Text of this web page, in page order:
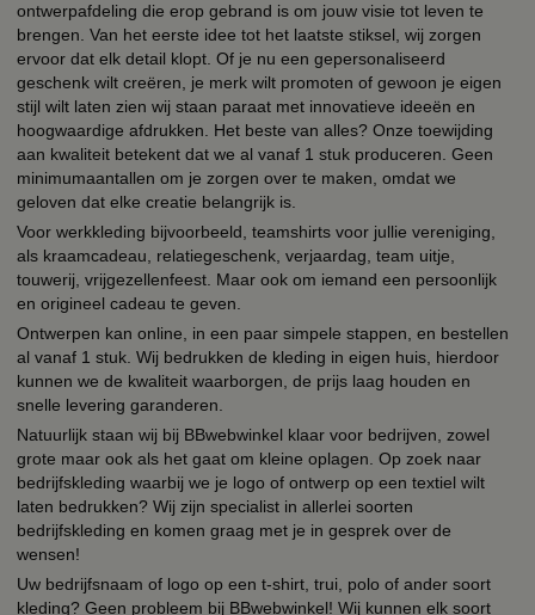
ontwerpafdeling die erop gebrand is om jouw visie tot leven te
brengen. Van het eerste idee tot het laatste stiksel, wij zorgen
ervoor dat elk detail klopt. Of je nu een gepersonaliseerd
geschenk wilt creëren, je merk wilt promoten of gewoon je eigen
stijl wilt laten zien wij staan paraat met innovatieve ideeën en
hoogwaardige afdrukken. Het beste van alles? Onze toewijding
aan kwaliteit betekent dat we al vanaf 1 stuk produceren. Geen
minimumaantallen om je zorgen over te maken, omdat we
geloven dat elke creatie belangrijk is.
Voor werkkleding bijvoorbeeld, teamshirts voor jullie vereniging,
als kraamcadeau, relatiegeschenk, verjaardag, team uitje,
touwerij, vrijgezellenfeest. Maar ook om iemand een persoonlijk
en origineel cadeau te geven.
Ontwerpen kan online, in een paar simpele stappen, en bestellen
al vanaf 1 stuk. Wij bedrukken de kleding in eigen huis, hierdoor
kunnen we de kwaliteit waarborgen, de prijs laag houden en
snelle levering garanderen.
Natuurlijk staan wij bij BBwebwinkel klaar voor bedrijven, zowel
grote maar ook als het gaat om kleine oplagen. Op zoek naar
bedrijfskleding waarbij we je logo of ontwerp op een textiel wilt
laten bedrukken? Wij zijn specialist in allerlei soorten
bedrijfskleding en komen graag met je in gesprek over de
wensen!
Uw bedrijfsnaam of logo op een t-shirt, trui, polo of ander soort
kleding? Geen probleem bij BBwebwinkel! Wij kunnen elk soort